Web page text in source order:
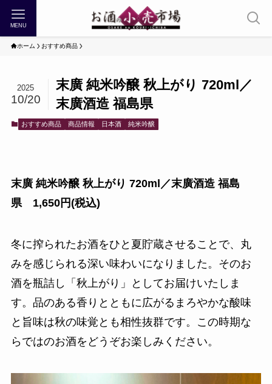
MENU
ホーム おすすめ商品
末廣 純米吟醸 秋上がり 720ml／
末廣酒造 福島県
2025
10/20
おすすめ商品 商品情報 日本酒 純米吟醸
末廣 純米吟醸 秋上がり 720ml／末廣酒造 福島
県 1,650円(税込)
冬に搾られたお酒をひと夏貯蔵させることで、丸
みを感じられる深い味わいになりました。そのお
酒を瓶詰し「秋上がり」としてお届けいたしま
す。品のある香りとともに広がるまろやかな酸味
と旨味は秋の味覚とも相性抜群です。この時期な
らではのお酒をどうぞお楽しみください。